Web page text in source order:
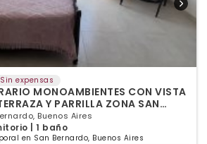
Sin expensas
MONOAMBIENTES CON VISTA
Y PARRILLA ZONA SAN
Buenos Aires
| 1 baño
en San Bernardo, Buenos Aires